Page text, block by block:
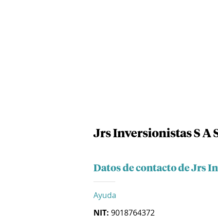
Jrs Inversionistas S A
Datos de contacto de Jrs
Ayuda
NIT: 9018764372